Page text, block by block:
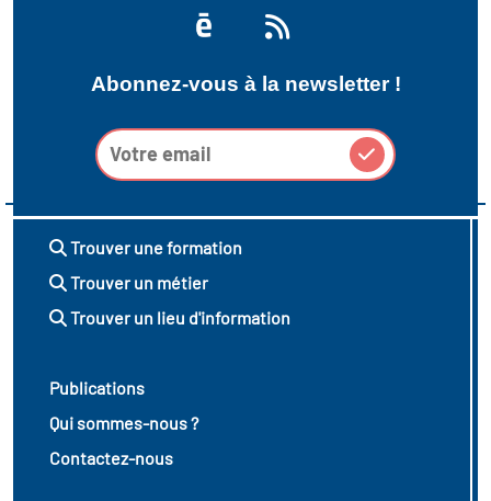
Abonnez-vous à la newsletter !
Trouver une formation
Trouver un métier
Trouver un lieu d'information
Publications
Qui sommes-nous ?
Contactez-nous